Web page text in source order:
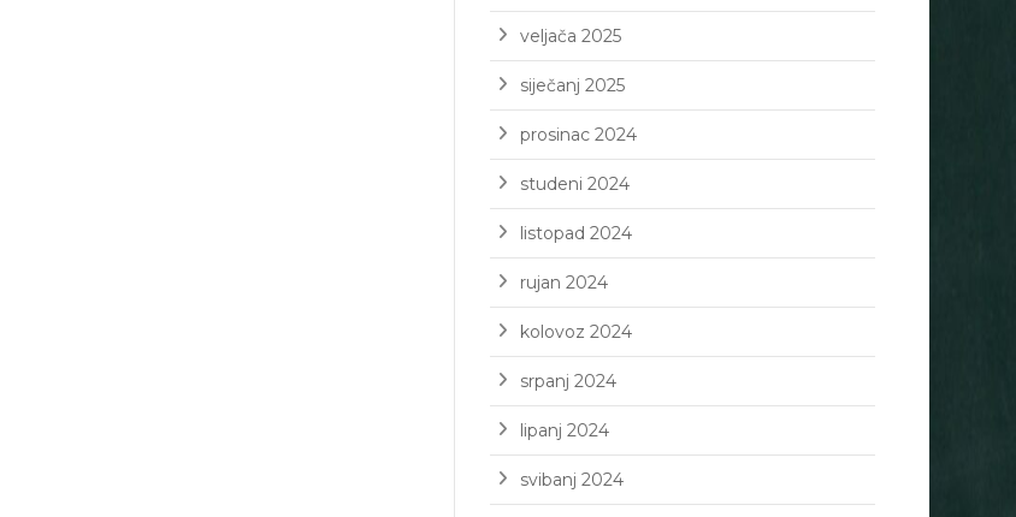
veljača 2025
siječanj 2025
prosinac 2024
studeni 2024
listopad 2024
rujan 2024
kolovoz 2024
srpanj 2024
lipanj 2024
svibanj 2024